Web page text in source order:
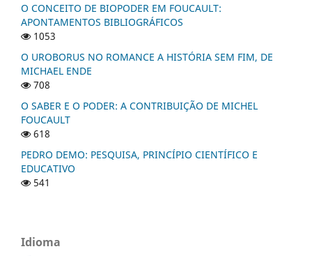
O CONCEITO DE BIOPODER EM FOUCAULT:
APONTAMENTOS BIBLIOGRÁFICOS
1053
O UROBORUS NO ROMANCE A HISTÓRIA SEM FIM, DE
MICHAEL ENDE
708
O SABER E O PODER: A CONTRIBUIÇÃO DE MICHEL
FOUCAULT
618
PEDRO DEMO: PESQUISA, PRINCÍPIO CIENTÍFICO E
EDUCATIVO
541
Idioma